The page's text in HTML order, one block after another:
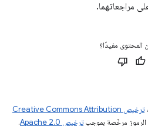
مراجعاتهما.
المحتوى مفيدًا؟
ترخيص Creative Commons Attribution
الرموز مرخّصة بموجبترخيص Apache 2.0‏
.